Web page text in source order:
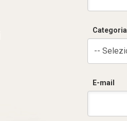
Categoria
--
E-mail